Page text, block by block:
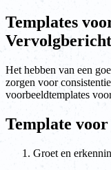
Templates
Vervolgbericht
Het hebben van een
zorgen voor
voorbeeldtemplates
Template
Groet en